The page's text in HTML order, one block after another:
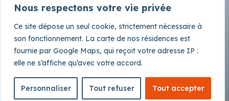
Nous respectons votre vie privée
Ce site dépose un seul cookie, strictement nécessaire à
son fonctionnement. La carte de nos résidences est
fournie par Google Maps, qui reçoit votre adresse IP :
elle ne s’affiche qu’avec votre accord.
Personnaliser Tout refuser Tout accepter
En
Instagram
Linkedin